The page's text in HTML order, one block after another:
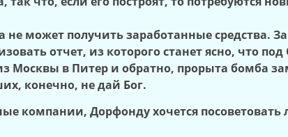
не может получить заработанные средства.
отчет, из которого станет ясно, что
Москвы в Питер и обратно, прорыта бомба
конечно, не дай Бог.
компании, Дорфонду хочется